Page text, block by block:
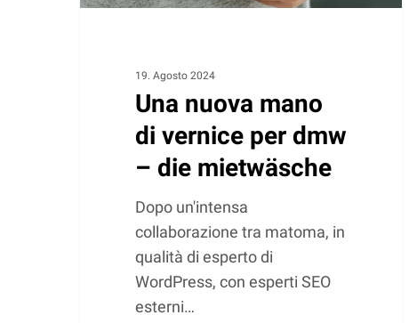
mietwäsche
19. Agosto 2024
Una nuova mano
di vernice per dmw
– die mietwäsche
Dopo un'intensa
collaborazione tra matoma, in
qualità di esperto di
WordPress, con esperti SEO
esterni…